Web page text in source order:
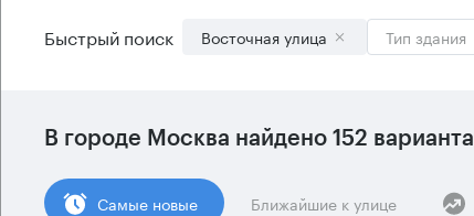
Быстрый поиск Восточная улица Тип здания
В городе Москва найдено 152 варианта
Cамые новые Ближайшие к улице